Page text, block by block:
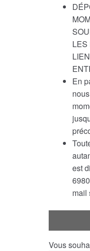
LES
En
est
mail
Vous